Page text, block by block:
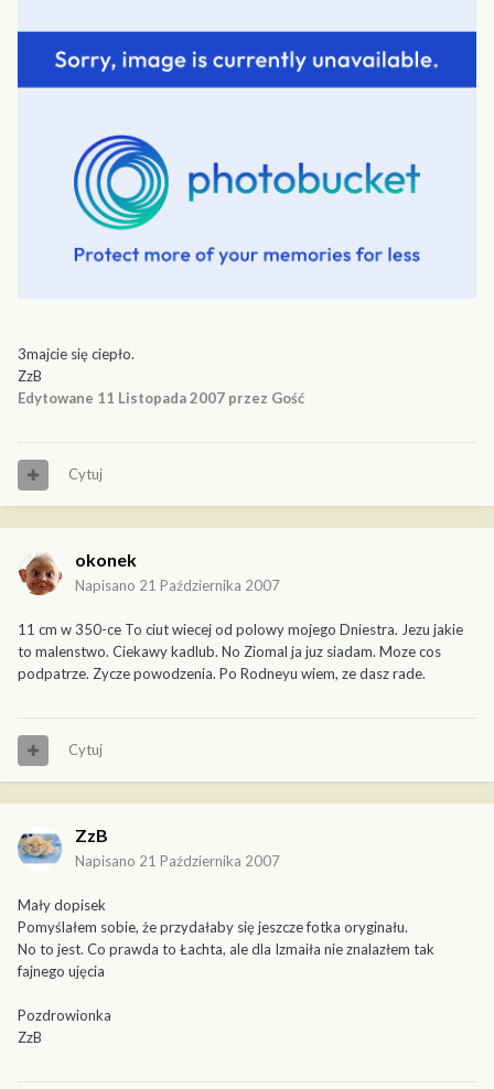
3majcie się ciepło.
ZzB
Edytowane 11 Listopada 2007 przez Gość
Cytuj
okonek
Napisano 21 Października 2007
11 cm w 350-ce To ciut wiecej od polowy mojego Dniestra. Jezu jakie
to malenstwo. Ciekawy kadlub. No Ziomal ja juz siadam. Moze cos
podpatrze. Zycze powodzenia. Po Rodneyu wiem, ze dasz rade.
Cytuj
ZzB
Napisano 21 Października 2007
Mały dopisek
Pomyślałem sobie, że przydałaby się jeszcze fotka oryginału.
No to jest. Co prawda to Łachta, ale dla Izmaiła nie znalazłem tak
fajnego ujęcia
Pozdrowionka
ZzB